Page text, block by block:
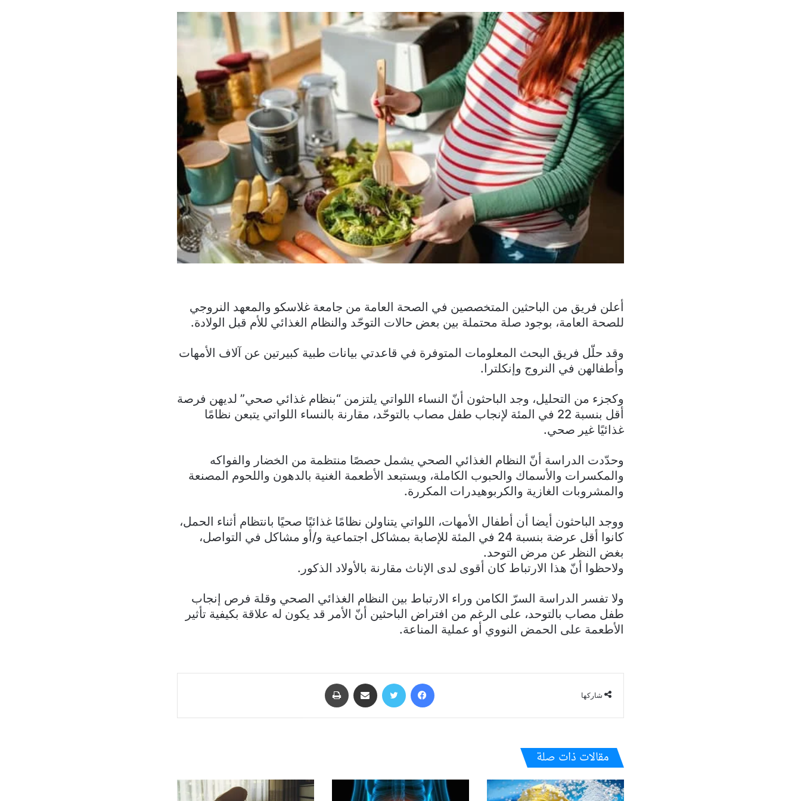
أعلن فريق من الباحثين المتخصصين في الصحة العامة من جامعة غلاسكو والمعهد النروجي
للصحة العامة، بوجود صلة محتملة بين بعض حالات التوحّد والنظام الغذائي للأم قبل الولادة.
وقد حلّل فريق البحث المعلومات المتوفرة في قاعدتي بيانات طبية كبيرتين عن آلاف الأمهات
وأطفالهن في النروج وإنكلترا.
وكجزء من التحليل، وجد الباحثون أنّ النساء اللواتي يلتزمن “بنظام غذائي صحي” لديهن فرصة
أقل بنسبة 22 في المئة لإنجاب طفل مصاب بالتوحّد، مقارنة بالنساء اللواتي يتبعن نظامًا
غذائيًا غير صحي.
وحدّدت الدراسة أنّ النظام الغذائي الصحي يشمل حصصًا منتظمة من الخضار والفواكه
والمكسرات والأسماك والحبوب الكاملة، ويستبعد الأطعمة الغنية بالدهون واللحوم المصنعة
والمشروبات الغازية والكربوهيدرات المكررة.
ووجد الباحثون أيضا أن أطفال الأمهات، اللواتي يتناولن نظامًا غذائيًا صحيًا بانتظام أثناء الحمل،
كانوا أقل عرضة بنسبة 24 في المئة للإصابة بمشاكل اجتماعية و/أو مشاكل في التواصل،
بغض النظر عن مرض التوحد.
ولاحظوا أنّ هذا الارتباط كان أقوى لدى الإناث مقارنة بالأولاد الذكور.
ولا تفسر الدراسة السرّ الكامن وراء الارتباط بين النظام الغذائي الصحي وقلة فرص إنجاب
طفل مصاب بالتوحد، على الرغم من افتراض الباحثين أنّ الأمر قد يكون له علاقة بكيفية تأثير
الأطعمة على الحمض النووي أو عملية المناعة.
شاركها
فيسبوك تويتر مشاركة عبر البريد
مقالات ذات صلة